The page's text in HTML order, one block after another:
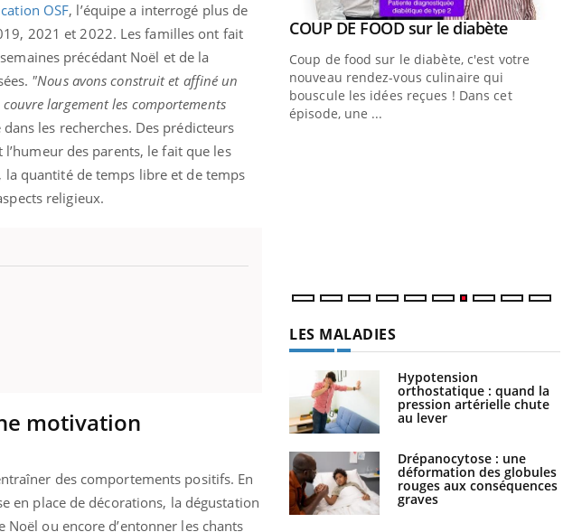
OSF, l’équipe a interrogé plus de
2021 et 2022. Les familles ont fait
précédant Noël et de la
"Nous avons construit et affiné un
largement les comportements
les recherches. Des prédicteurs
des parents, le fait que les
la quantité de temps libre et de temps
religieux.
motivation
des comportements positifs. En
en place de décorations, la dégustation
ou encore d’entonner les chants
Youtube
Un « jumeau numérique » pour
faciliter l’accès à la médecine
préventiveYoutube
Un établissement lié à un groupe
mutualiste innove en matière de bilan de
santé : l'utilisation d'un « jumeau
numérique » permet ...
Youtube
COUP DE FOOD sur le diabèteYoutube
Coup de food sur le diabète, c'est votre
nouveau rendez-vous culinaire qui
bouscule les idées reçues ! Dans cet
épisode, une ...
LES MALADIES
Hypotension
orthostatique : quand la
pression artérielle chute
au lever
Drépanocytose : une
déformation des globules
rouges aux conséquences
graves